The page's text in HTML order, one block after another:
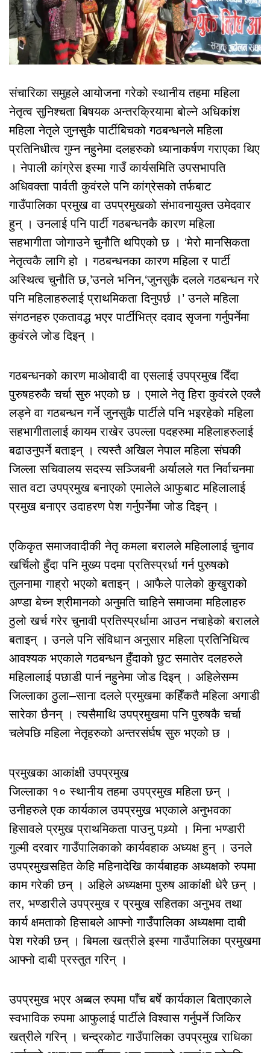
संचारिका समुहले आयोजना गरेको स्थानीय तहमा महिला
नेतृत्व सुनिश्चता बिषयक अन्तरक्रियामा बोल्ने अधिकांश
महिला नेतृले जुनसुकै पार्टीबिचको गठबन्धनले महिला
प्रतिनिधीत्व गुम्न नहुनेमा दलहरुको ध्यानाकर्षण गराएका थिए
। नेपाली कांग्रेस इस्मा गाउँ कार्यसमिति उपसभापति
अधिवक्ता पार्वती कुवंरले पनि कांग्रेसको तर्फबाट
गाउँपालिका प्रमुख वा उपप्रमुखको संभावनायुक्त उमेदवार
हुन् । उनलाई पनि पार्टी गठबन्धनकै कारण महिला
सहभागीता जोगाउने चुनौति थपिएको छ । ‘मेरो मानसिकता
नेतृत्वकै लागि हो । गठबन्धनका कारण महिला र पार्टी
अस्थित्व चुनौति छ,’उनले भनिन,‘जुनसुकै दलले गठबन्धन गरे
पनि महिलाहरुलाई प्राथमिकता दिनुपर्छ ।’ उनले महिला
संगठनहरु एकतावद्ध भएर पार्टीभित्र दवाद सृजना गर्नुपर्नेमा
कुवंरले जोड दिइन् ।
गठबन्धनको कारण माओवादी वा एसलाई उपप्रमुख दिँदा
पुरुषहरुकै चर्चा सुरु भएको छ । एमाले नेतृ हिरा कुवंरले एक्लै
लड्ने वा गठबन्धन गर्ने जुनसुकै पार्टीले पनि भइरहेको महिला
सहभागीतालाई कायम राखेर उपल्ला पदहरुमा महिलाहरुलाई
बढाउनुपर्ने बताइन् । त्यस्तै अखिल नेपाल महिला संघकी
जिल्ला सचिवालय सदस्य सञ्जिबनी अर्यालले गत निर्वाचनमा
सात वटा उपप्रमुख बनाएको एमालेले आफुबाट महिलालाई
प्रमुख बनाएर उदाहरण पेश गर्नुपर्नेमा जोड दिइन् ।
एकिकृत समाजवादीकी नेतृ कमला बरालले महिलालाई चुनाव
खर्चिलो हुँदा पनि मुख्य पदमा प्रतिस्प्रर्धा गर्न पुरुषको
तुलनामा गाह्रो भएको बताइन् । आफैले पालेको कुखुराको
अण्डा बेच्न श्रीमानको अनुमति चाहिने समाजमा महिलाहरु
ठुलो खर्च गरेर चुनावी प्रतिस्प्रर्धामा आउन नचाहेको बरालले
बताइन् । उनले पनि संविधान अनुसार महिला प्रतिनिधित्व
आवश्यक भएकाले गठबन्धन हुँदाको छुट समातेर दलहरुले
महिलालाई पछाडी पार्न नहुनेमा जोड दिइन् । अहिलेसम्म
जिल्लाका ठुला–साना दलले प्रमुखमा कहिँकतै महिला अगाडी
सारेका छैनन् । त्यसैमाथि उपप्रमुखमा पनि पुरुषकै चर्चा
चलेपछि महिला नेतृहरुको अन्तरसंर्घष सुरु भएको छ ।
प्रमुखका आकांक्षी उपप्रमुख
जिल्लाका १० स्थानीय तहमा उपप्रमुख महिला छन् ।
उनीहरुले एक कार्यकाल उपप्रमुख भएकाले अनुभवका
हिसावले प्रमुख प्राथमिकता पाउनु पथ्र्यो । मिना भण्डारी
गुल्मी दरवार गाउँपालिकाको कार्यवहाक अध्यक्ष हुन् । उनले
उपप्रमुखसहित केहि महिनादेखि कार्यबाहक अध्यक्षको रुपमा
काम गरेकी छन् । अहिले अध्यक्षमा पुरुष आकांक्षी धेरै छन् ।
तर, भण्डारीले उपप्रमुख र प्रमुुख सहितका अनुभव तथा
कार्य क्षमताको हिसाबले आफ्नो गाउँपालिका अध्यक्षमा दाबी
पेश गरेकी छन् । बिमला खत्रीले इस्मा गाउँपालिका प्रमुखमा
आफ्नो दाबी प्रस्तुत गरिन् ।
उपप्रमुख भएर अब्बल रुपमा पाँच बर्षे कार्यकाल बिताएकाले
स्वभाविक रुपमा आफुलाई पार्टीले विश्वास गर्नुपर्ने जिकिर
खत्रीले गरिन् । चन्द्रकोट गाउँपालिका उपप्रमुख राधिका